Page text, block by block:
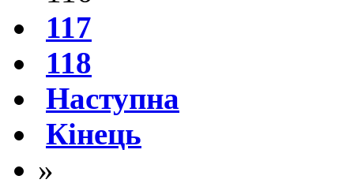
117
118
Наступна
Кінець
»